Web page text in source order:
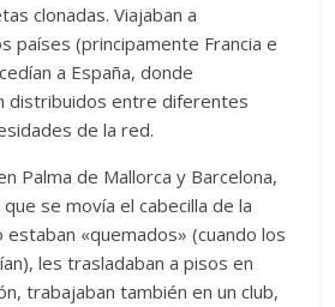
clonadas. Viajaban a
países (principamente Francia e
a España, donde
distribuidos entre diferentes
de la red.
Palma de Mallorca y Barcelona,
se movía el cabecilla de la
estaban «quemados» (cuando los
les trasladaban a pisos en
trabajaban también en un club,